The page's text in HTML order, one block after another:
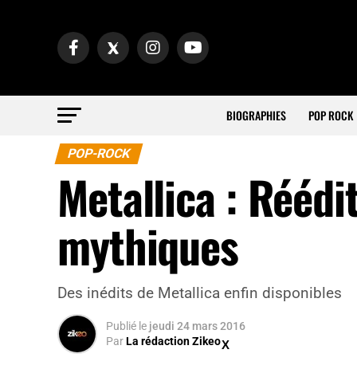
BIOGRAPHIES POP ROCK
POP-ROCK
Metallica :
mythiques
Des inédits de Metallica enfin disponibles
Publié le jeudi 24 mars 2016
ParLa rédaction Zikeo